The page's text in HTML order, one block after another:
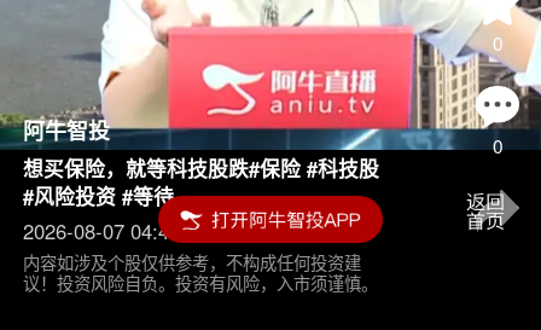
0
0
阿牛智投
想买保险，就等科技股跌#保险 #科技股
#风险投资 #等待
2026-08-07 04:45
内容如涉及个股仅供参考，不构成任何投资建
议！投资风险自负。投资有风险，入市须谨慎。